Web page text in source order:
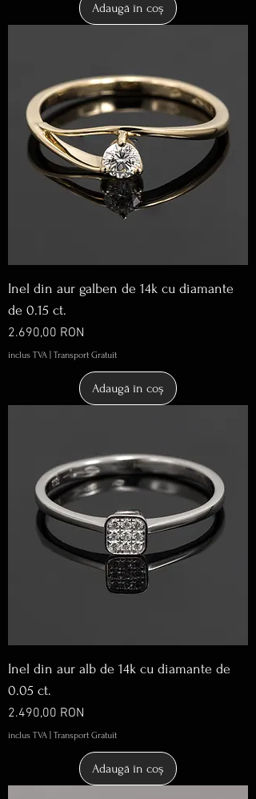
Adaugă în coș
Inel din aur galben de 14k cu diamante
de 0.15 ct.
Preț
2.690,00 RON
inclus TVA Transport Gratuit
Adaugă în coș
Inel din aur alb de 14k cu diamante de
0.05 ct.
Preț
2.490,00 RON
inclus TVA Transport Gratuit
Adaugă în coș